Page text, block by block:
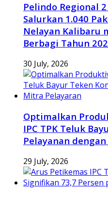
Pelindo Regional
Salurkan 1.040
Nelayan Kalibaru
Berbagi Tahun
30 July, 2026
Optimalkan
IPC TPK Teluk
Pelayanan
29 July, 2026